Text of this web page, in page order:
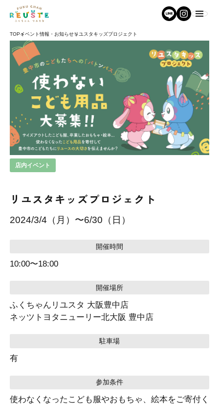
TOPイベント情報・お知らせリユスタキッズプロジェクト
店内イベント
リユスタキッズプロジェクト
2024/3/4（月）〜6/30（日）
開催時間
10:00〜18:00
開催場所
ふくちゃんリユスタ 大阪豊中店
ネッツトヨタニューリー北大阪 豊中店
駐車場
有
参加条件
使わなくなったこども服やおもちゃ、絵本をご寄付く